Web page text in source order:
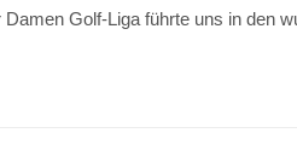
Damen Golf-Liga führte uns in den